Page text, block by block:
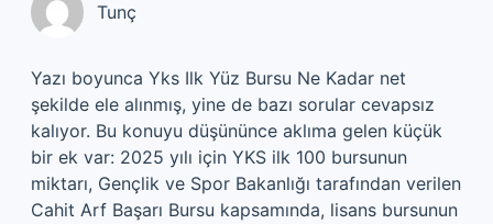
Tunç
Yazı boyunca Yks Ilk Yüz Bursu Ne Kadar net
şekilde ele alınmış, yine de bazı sorular cevapsız
kalıyor. Bu konuyu düşününce aklıma gelen küçük
bir ek var: 2025 yılı için YKS ilk 100 bursunun
miktarı, Gençlik ve Spor Bakanlığı tarafından verilen
Cahit Arf Başarı Bursu kapsamında, lisans bursunun